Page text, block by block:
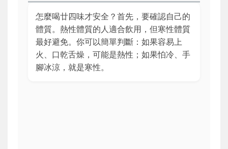
怎麼喝廿四味才安全？首先，要確認自己的
體質。熱性體質的人適合飲用，但寒性體質
最好避免。你可以簡單判斷：如果容易上
火、口乾舌燥，可能是熱性；如果怕冷、手
腳冰涼，就是寒性。